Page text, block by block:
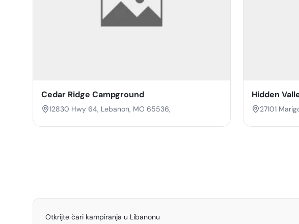
Cedar Ridge Campground
12830 Hwy 64, Lebanon, MO 65536,
Hidden
27101
Otkrijte čari kampiranja u Libanonu